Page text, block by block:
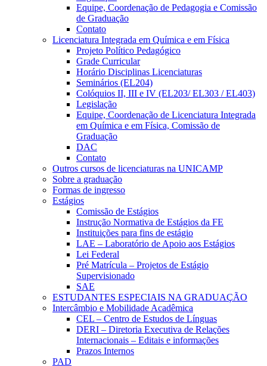
Equipe, Coordenação de Pedagogia e Comissão
de Graduação
Contato
Licenciatura Integrada em Química e em Física
Projeto Político Pedagógico
Grade Curricular
Horário Disciplinas Licenciaturas
Seminários (EL204)
Colóquios II, III e IV (EL203/ EL303 / EL403)
Legislação
Equipe, Coordenação de Licenciatura Integrada
em Química e em Física, Comissão de
Graduação
DAC
Contato
Outros cursos de licenciaturas na UNICAMP
Sobre a graduação
Formas de ingresso
Estágios
Comissão de Estágios
Instrução Normativa de Estágios da FE
Instituições para fins de estágio
LAE – Laboratório de Apoio aos Estágios
Lei Federal
Pré Matrícula – Projetos de Estágio
Supervisionado
SAE
ESTUDANTES ESPECIAIS NA GRADUAÇÃO
Intercâmbio e Mobilidade Acadêmica
CEL – Centro de Estudos de Línguas
DERI – Diretoria Executiva de Relações
Internacionais – Editais e informações
Prazos Internos
PAD